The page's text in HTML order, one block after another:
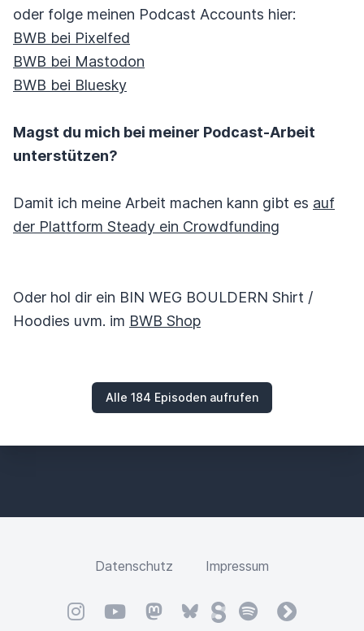
oder folge meinen Podcast Accounts hier:
BWB bei Pixelfed
BWB bei Mastodon
BWB bei Bluesky
Magst du mich bei meiner Podcast-Arbeit
unterstützen?
Damit ich meine Arbeit machen kann gibt es auf
der Plattform Steady ein Crowdfunding
Oder hol dir ein BIN WEG BOULDERN Shirt /
Hoodies uvm. im BWB Shop
Alle 184 Episoden aufrufen
Datenschutz Impressum
InstagramYouTubeMastodonBlueskySteadySpotifyfyyd